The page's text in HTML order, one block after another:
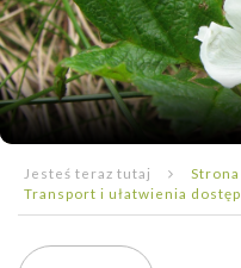
Jesteś teraz tutaj Strona
Transport i ułatwienia